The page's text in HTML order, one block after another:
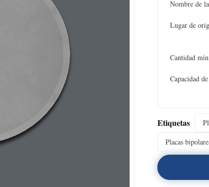
Nombre de
Lugar de
Cantidad
Capacidad
Etiquetas
Placas